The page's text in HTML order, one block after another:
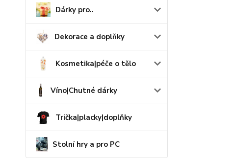
Dárky pro..
Dekorace a doplňky
Kosmetika|péče o tělo
Víno|Chutné dárky
Trička|placky|doplňky
Stolní hry a pro PC